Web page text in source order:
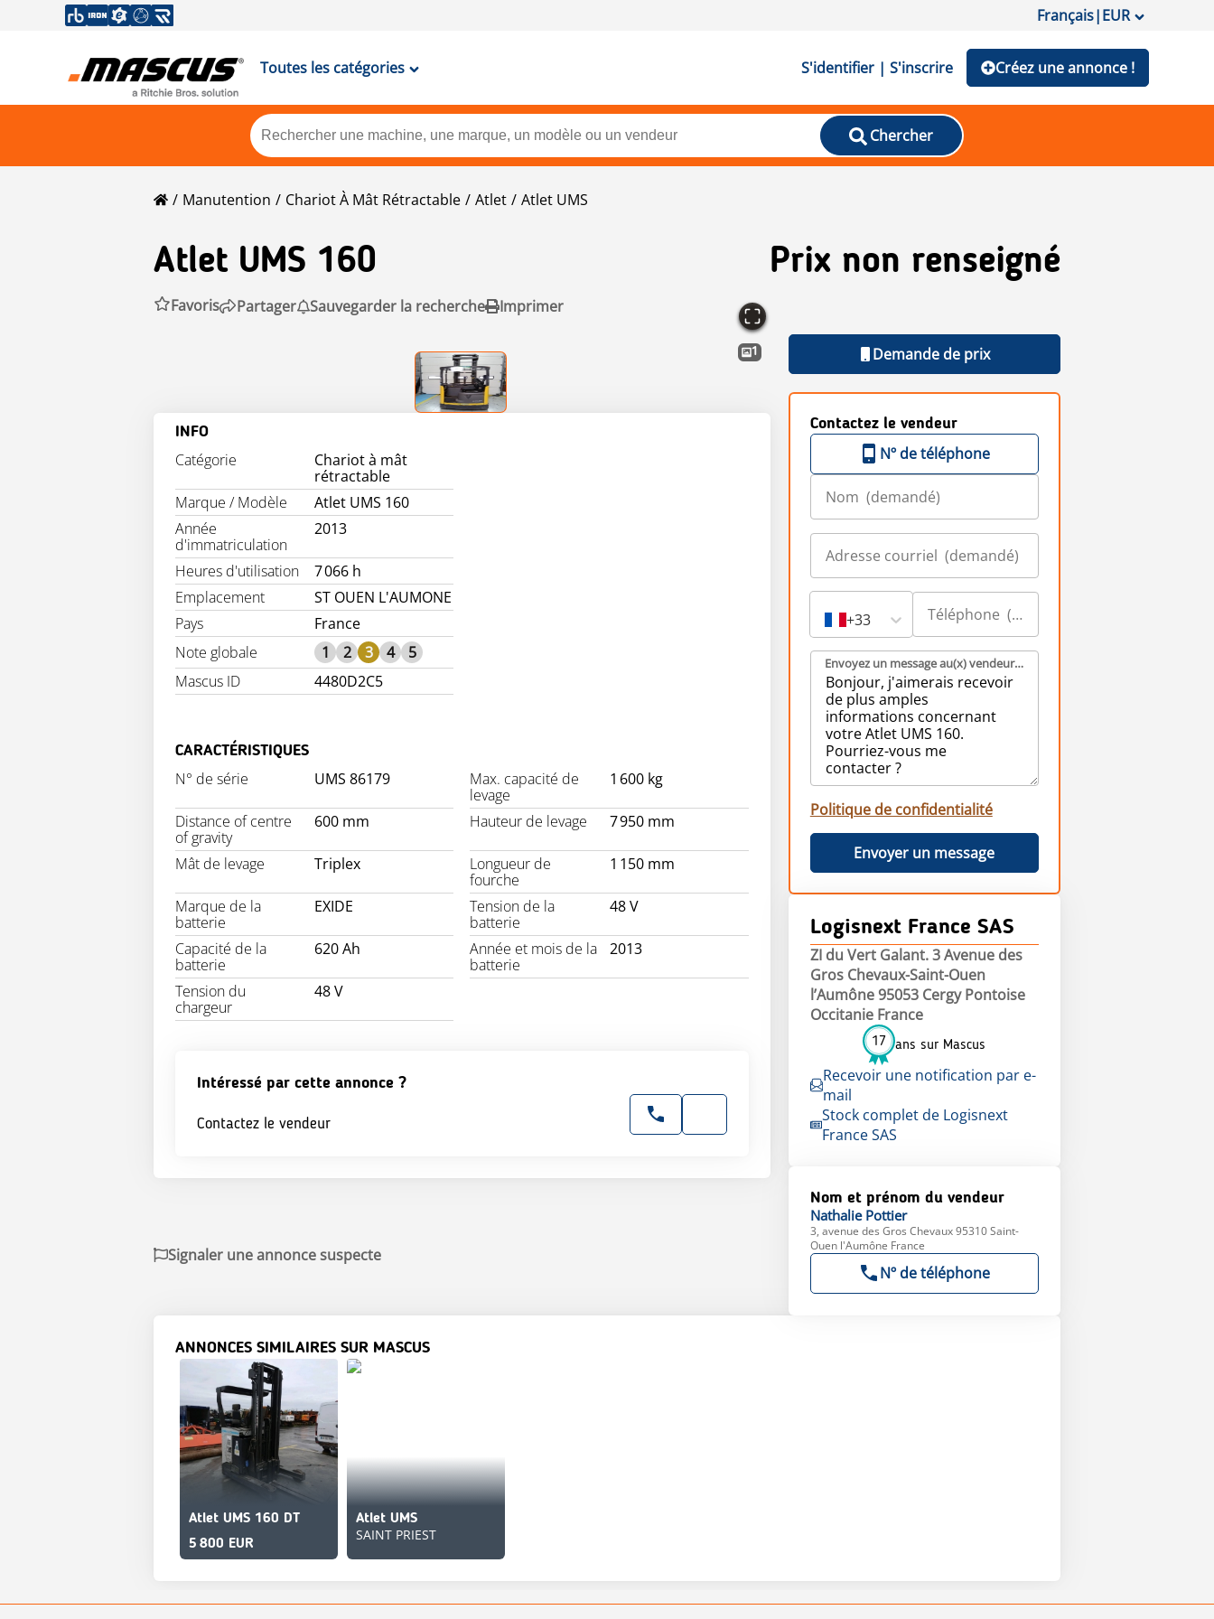
Français|EUR
Toutes les catégories S'identifier | S'inscrire Créez une annonce !
Chercher
Manutention Chariot À Mât Rétractable Atlet Atlet UMS
Atlet UMS 160 Prix non renseigné
Favoris Partager Sauvegarder la recherche Imprimer
1
INFO
Catégorie
Chariot à mât
rétractable
Marque / Modèle
Atlet UMS 160
Année
d'immatriculation
2013
Heures d'utilisation
7 066 h
Emplacement
ST OUEN L'AUMONE
Pays
France
Note globale
1 2 3 4
5
Mascus ID
4480D2C5
CARACTÉRISTIQUES
N° de série UMS 86179
Max. capacité de
levage
1 600 kg
Distance of centre
of gravity
600 mm Hauteur de levage 7 950 mm
Mât de levage Triplex
Longueur de
fourche
1 150 mm
Marque de la
batterie
EXIDE
Tension de la
batterie
48 V
Capacité de la
batterie
620 Ah
Année et mois de la
batterie
2013
Tension du
chargeur
48 V
Intéressé par cette annonce ?
Contactez le vendeur
Demande de prix
Contactez le vendeur
Nº de téléphone
+33
Envoyez un message au(x) vendeur(s) (demandé)
Politique de confidentialité
Envoyer un message
Logisnext France SAS
ZI du Vert Galant. 3 Avenue des
Gros Chevaux-Saint-Ouen
l’Aumône 95053 Cergy Pontoise
Occitanie France
17 ans sur Mascus
Recevoir une notification par e-
mail
Stock complet de Logisnext
France SAS
Nom et prénom du vendeur
Nathalie Pottier
3, avenue des Gros Chevaux 95310 Saint-
Ouen l'Aumône France
Nº de téléphone
Signaler une annonce suspecte
ANNONCES SIMILAIRES SUR MASCUS
Atlet UMS 160 DT
5 800 EUR
Atlet UMS
SAINT PRIEST